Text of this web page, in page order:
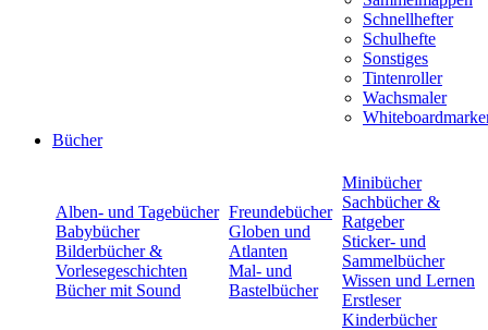
Schnellhefter
Schulhefte
Sonstiges
Tintenroller
Wachsmaler
Bücher
Alben- und Tagebücher
Babybücher
Bilderbücher &
Vorlesegeschichten
Bücher mit Sound
Freundebücher
Globen und
Atlanten
Mal- und
Bastelbücher
Minibücher
Sachbücher &
Ratgeber
Sticker- und
Sammelbücher
Wissen und Lernen
Erstleser
Kinderbücher